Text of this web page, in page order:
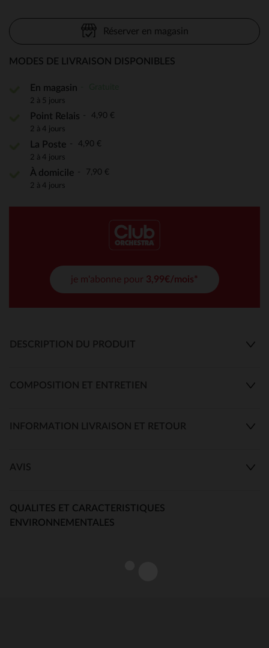
Réserver en magasin
MODES DE LIVRAISON DISPONIBLES
En magasin
2 à 5 jours
Point Relais 4,90 €
2 à 4 jours
La Poste 4,90 €
2 à 4 jours
À domicile 7,90 €
2 à 4 jours
je m'abonne pour 3,99€/mois*
DESCRIPTION DU PRODUIT
COMPOSITION ET ENTRETIEN
INFORMATION LIVRAISON ET RETOUR
AVIS
QUALITES ET CARACTERISTIQUES
ENVIRONNEMENTALES